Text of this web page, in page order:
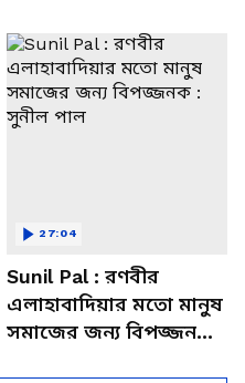
Sunil Pal : রণবীর
এলাহাবাদিয়ার মতো মানুষ
সমাজের জন্য বিপজ্জনক :
27:04